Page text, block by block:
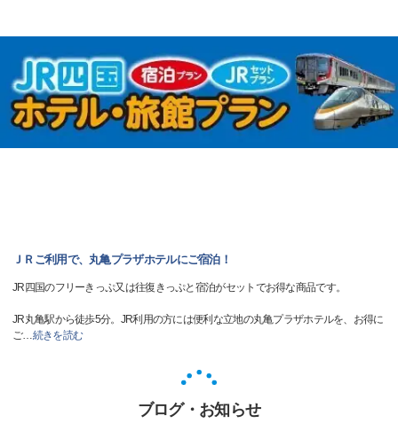
ＪＲご利用で、丸亀プラザホテルにご宿泊！
JR四国のフリーきっぷ又は往復きっぷと宿泊がセットでお得な商品です。
JR丸亀駅から徒歩5分。JR利用の方には便利な立地の丸亀プラザホテルを、お得に
ご…続きを読む
ブログ・お知らせ